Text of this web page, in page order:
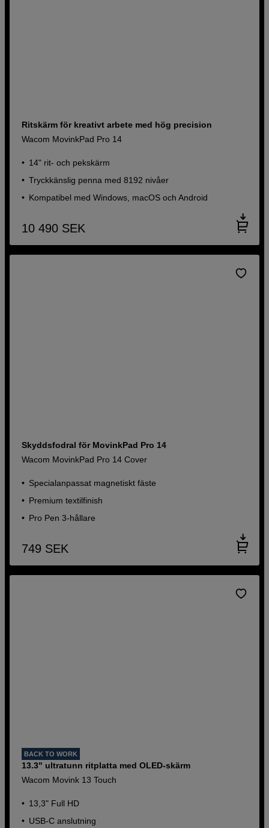
Ritskärm för kreativt arbete med hög precision
Wacom MovinkPad Pro 14
14" rit- och pekskärm
Tryckkänslig penna med 8192 nivåer
Kompatibel med Windows, macOS och Android
10 490 SEK
Skyddsfodral för MovinkPad Pro 14
Wacom MovinkPad Pro 14 Cover
Specialanpassat magnetiskt fäste
Premium textilfinish
Pro Pen 3-hållare
749 SEK
BACK TO WORK
13.3" ultratunn ritplatta med OLED-skärm
Wacom Movink 13 Touch
13,3" Full HD
USB-C anslutning